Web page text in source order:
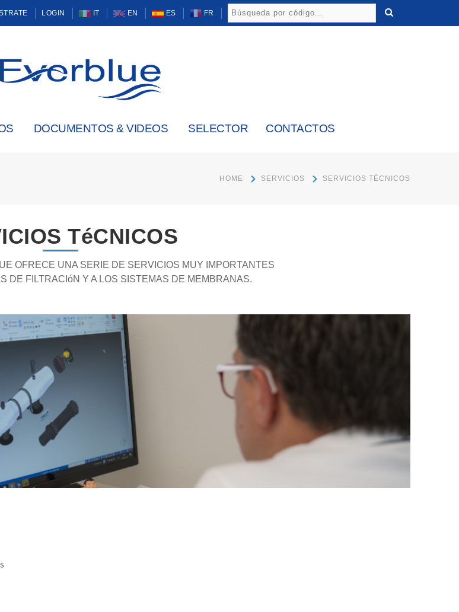
LOGIN IT EN ES FR
DOCUMENTOS & VIDEOS SELECTOR CONTACTOS
HOME SERVICIOS SERVICIOS TÉCNICOS
TéCNICOS
OFRECE UNA SERIE DE SERVICIOS MUY IMPORTANTES
DE FILTRACIóN Y A LOS SISTEMAS DE MEMBRANAS.